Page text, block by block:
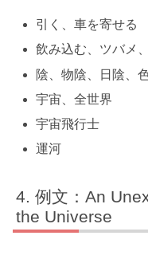
引く、車を寄せる
飲み込む、ツバメ
陰、物陰、日陰、
宇宙、全世界
宇宙飛行士
運河
例文：An
the Universe